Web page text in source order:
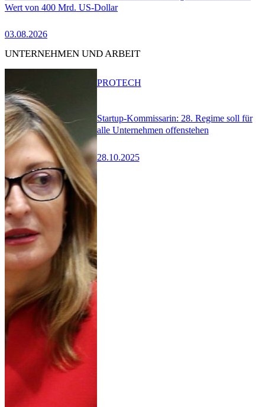
Wert von 400 Mrd. US-Dollar
03.08.2026
UNTERNEHMEN UND ARBEIT
Startup-Kommissarin: 28. Regime soll für
alle Unternehmen offenstehen
28.10.2025
PROTECH